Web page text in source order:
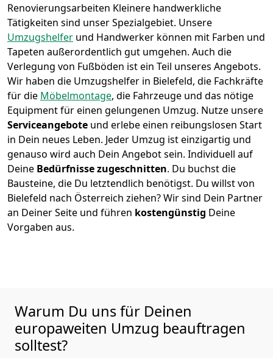
Renovierungsarbeiten Kleinere handwerkliche
Tätigkeiten sind unser Spezialgebiet. Unsere
Umzugshelfer und Handwerker können mit Farben und
Tapeten außerordentlich gut umgehen. Auch die
Verlegung von Fußböden ist ein Teil unseres Angebots.
Wir haben die Umzugshelfer in Bielefeld, die Fachkräfte
für die Möbelmontage, die Fahrzeuge und das nötige
Equipment für einen gelungenen Umzug. Nutze unsere
Serviceangebote und erlebe einen reibungslosen Start
in Dein neues Leben. Jeder Umzug ist einzigartig und
genauso wird auch Dein Angebot sein. Individuell auf
Deine Bedürfnisse zugeschnitten. Du buchst die
Bausteine, die Du letztendlich benötigst. Du willst von
Bielefeld nach Österreich ziehen? Wir sind Dein Partner
an Deiner Seite und führen kostengünstig Deine
Vorgaben aus.
Warum Du uns für Deinen
europaweiten Umzug beauftragen
solltest?